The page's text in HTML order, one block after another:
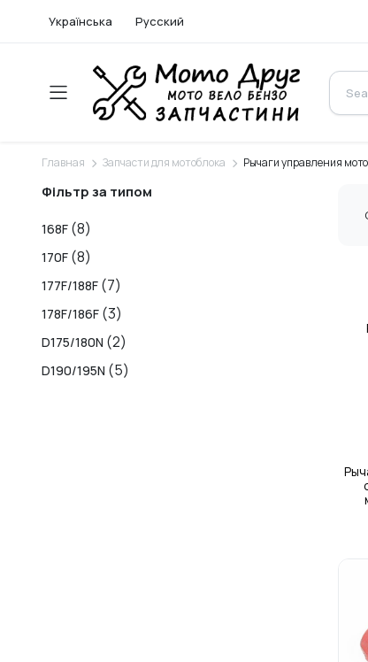
Українська Русский
Главная Запчасти для мотоблока Рычаги управления
Фільтр за типом
168F (8)
170F (8)
177F/188F (7)
178F/186F (3)
D175/180N (2)
D190/195N (5)